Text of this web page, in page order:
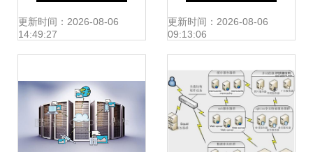
服务的基石与策略
更新时间：2026-08-06
14:49:27
家来报到!
更新时间：2026-08-06
09:13:06